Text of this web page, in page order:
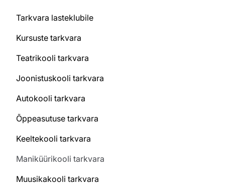
Tarkvara lasteklubile
Kursuste tarkvara
Teatrikooli tarkvara
Joonistuskooli tarkvara
Autokooli tarkvara
Õppeasutuse tarkvara
Keeltekooli tarkvara
Maniküürikooli tarkvara
Muusikakooli tarkvara